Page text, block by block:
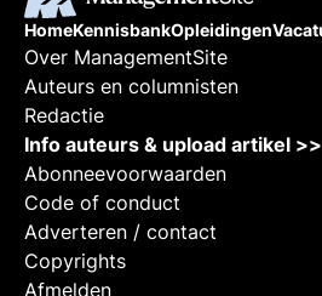
HomeKennisbankOpleidingen
Over ManagementSite
Auteurs en columnisten
Redactie
Info auteurs & upload artikel >>
Abonneevoorwaarden
Code of conduct
Adverteren / contact
Copyrights
Afmelden